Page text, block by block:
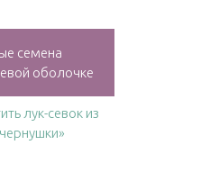
семена
оболочке